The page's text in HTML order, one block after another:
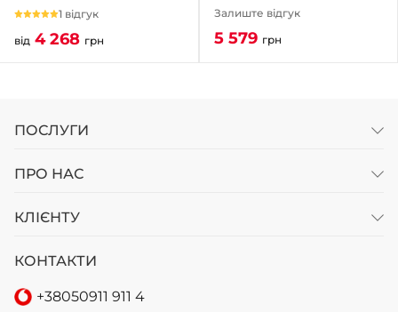
- Тополь
+38 (068)-923-74-19
- Калинова
1 відгук
від 4 268 грн
Залиште відгук
5 579 грн
ПОСЛУГИ
ПРО НАС
КЛІЄНТУ
КОНТАКТИ
+38050911 911 4